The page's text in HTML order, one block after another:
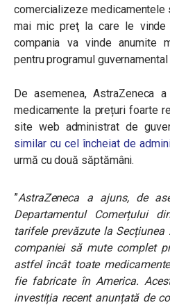
comercializeze medicamentele
mai mic preţ la care le vinde
compania va vinde anumite
pentru programul
De asemenea,
medicamente la prețuri foarte
site web administrat de
similar cu cel încheiat de
urmă cu două săptămâni.
”AstraZeneca a ajuns, de
Departamentul Comerțului
tarifele prevăzute la
companiei să mute complet
astfel încât toate
fie fabricate în America.
investiția recent anunțată de